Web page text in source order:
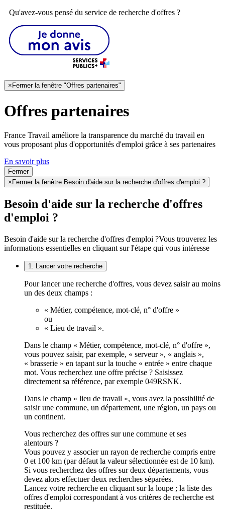
Qu'avez-vous pensé du service de recherche d'offres ?
× Fermer la fenêtre "Offres partenaires"
Offres partenaires
France Travail améliore la transparence du marché du travail en
vous proposant plus d'opportunités d'emploi grâce à ses partenaires
En savoir plus
Fermer
× Fermer la fenêtre Besoin d'aide sur la recherche d'offres d'emploi ?
Besoin d'aide sur la recherche d'offres
d'emploi ?
Besoin d'aide sur la recherche d'offres d'emploi ?Vous trouverez les
informations essentielles en cliquant sur l'étape qui vous intéresse
1. Lancer votre recherche
Pour lancer une recherche d'offres, vous devez saisir au moins
un des deux champs :
« Métier, compétence, mot-clé, n° d'offre »
ou
« Lieu de travail ».
Dans le champ « Métier, compétence, mot-clé, n° d'offre »,
vous pouvez saisir, par exemple, « serveur », « anglais »,
« brasserie » en tapant sur la touche « entrée » entre chaque
mot. Vous recherchez une offre précise ? Saisissez
directement sa référence, par exemple 049RSNK.
Dans le champ « lieu de travail », vous avez la possibilité de
saisir une commune, un département, une région, un pays ou
un continent.
Vous recherchez des offres sur une commune et ses
alentours ?
Vous pouvez y associer un rayon de recherche compris entre
0 et 100 km (par défaut la valeur sélectionnée est de 10 km).
Si vous recherchez des offres sur deux départements, vous
devez alors effectuer deux recherches séparées.
Lancez votre recherche en cliquant sur la loupe ; la liste des
offres d'emploi correspondant à vos critères de recherche est
restituée.